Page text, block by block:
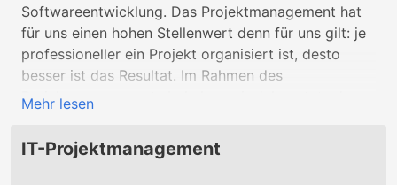
Softwareentwicklung. Das Projektmanagement hat
für uns einen hohen Stellenwert denn für uns gilt: je
professioneller ein Projekt organisiert ist, desto
besser ist das Resultat. Im Rahmen des
Projektmanagements behalten wir daher stets den
die Zeitplanung, achten auf die Einhaltung der
Rahmenbedingungen und geben strategische
Mehr lesen
IT-Projektmanagement